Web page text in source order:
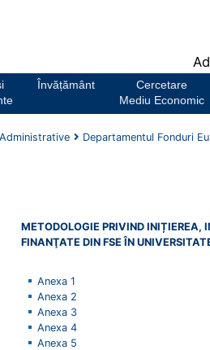
Învățământ
Cercetare
Mediu Economic
Departamentul Fonduri
METODOLOGIE PRIVIND INIȚIEREA,
FINANŢATE DIN FSE ÎN
Anexa 1
Anexa 2
Anexa 3
Anexa 4
Anexa 5